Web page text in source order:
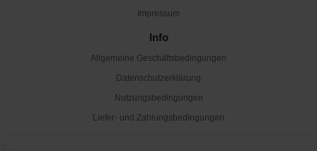
Impressum
Info
Allgemeine Geschäftsbedingungen
Datenschutzerklärung
Nutzungsbedingungen
Liefer- und Zahlungsbedingungen